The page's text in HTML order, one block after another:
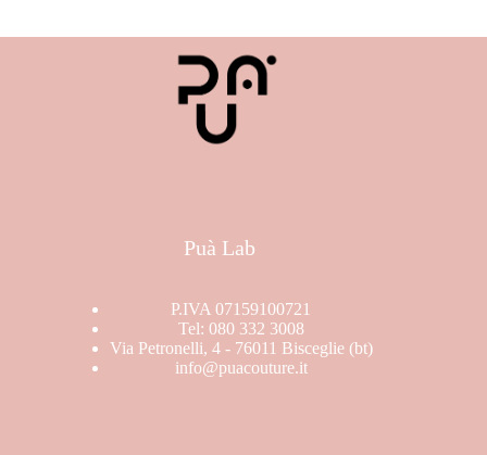
Puà Lab
P.IVA 07159100721
Tel: 080 332 3008
Via Petronelli, 4 - 76011 Bisceglie (bt)
info@puacouture.it